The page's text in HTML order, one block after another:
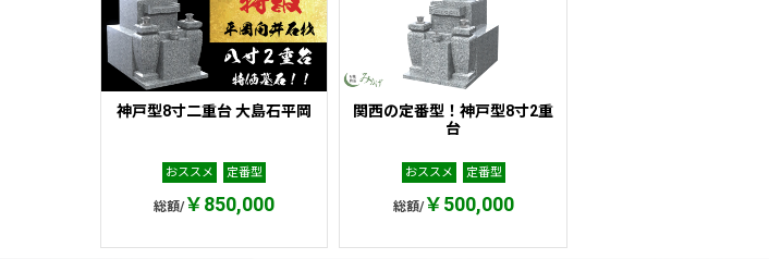
神戸型8寸二重台 大島石平岡
おススメ 定番型
総額/￥850,000
関西の定番型！神戸型8寸2重
台
おススメ 定番型
総額/￥500,000